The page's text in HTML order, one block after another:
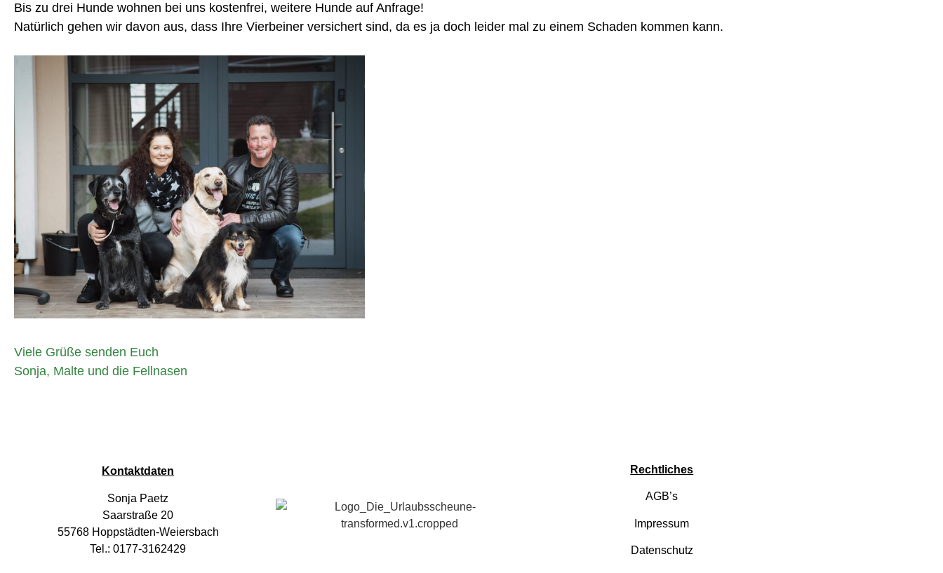
Bis zu drei Hunde wohnen bei uns kostenfrei, weitere Hunde auf Anfrage!
Natürlich gehen wir davon aus, dass Ihre Vierbeiner versichert sind, da es ja doch leider mal zu einem Schaden kommen kann.
Viele Grüße senden Euch
Sonja, Malte und die Fellnasen
Kontaktdaten
Sonja Paetz
Saarstraße 20
55768 Hoppstädten-Weiersbach
Tel.: 0177-3162429
Rechtliches
AGB’s
Impressum
Datenschutz